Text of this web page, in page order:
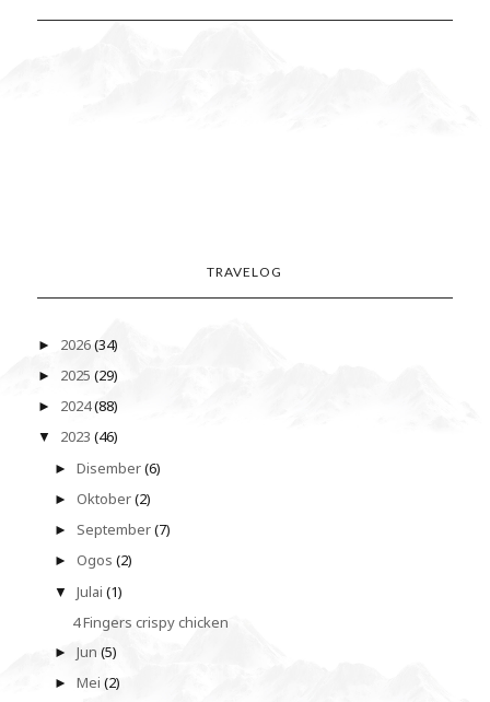
TRAVELOG
► 2026(34)
► 2025 (29)
► 2024(88)
▼ 2023 (46)
►Disember(6)
►Oktober(2)
► September(7)
►Ogos(2)
▼Julai(1)
4 Fingers crispy chicken
►Jun(5)
►Mei(2)